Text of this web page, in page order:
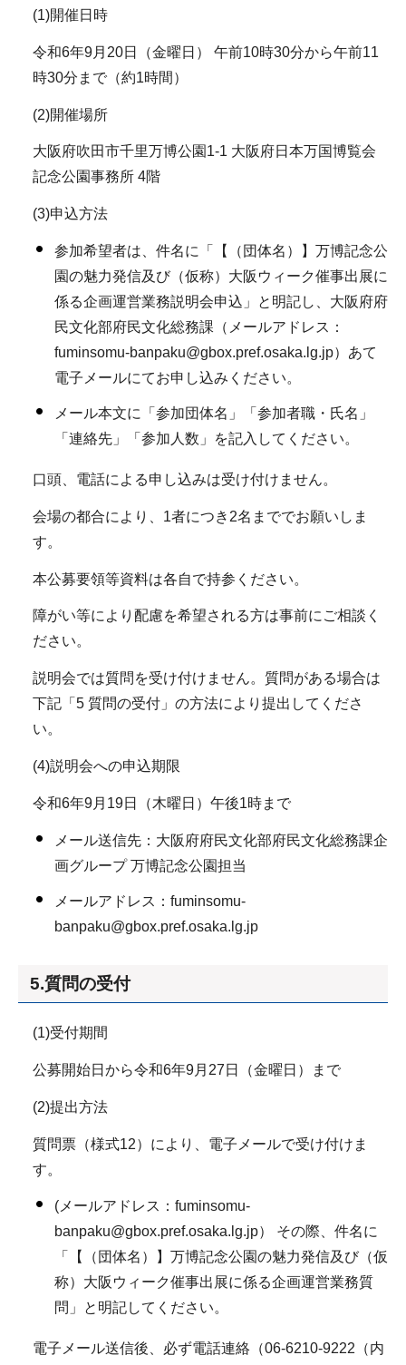
(1)開催日時
令和6年9月20日（金曜日） 午前10時30分から午前11
時30分まで（約1時間）
(2)開催場所
大阪府吹田市千里万博公園1-1 大阪府日本万国博覧会
記念公園事務所 4階
(3)申込方法
参加希望者は、件名に「【（団体名）】万博記念公
園の魅力発信及び（仮称）大阪ウィーク催事出展に
係る企画運営業務説明会申込」と明記し、大阪府府
民文化部府民文化総務課（メールアドレス：
fuminsomu-banpaku@gbox.pref.osaka.lg.jp）あて
電子メールにてお申し込みください。
メール本文に「参加団体名」「参加者職・氏名」
「連絡先」「参加人数」を記入してください。
口頭、電話による申し込みは受け付けません。
会場の都合により、1者につき2名まででお願いしま
す。
本公募要領等資料は各自で持参ください。
障がい等により配慮を希望される方は事前にご相談く
ださい。
説明会では質問を受け付けません。質問がある場合は
下記「5 質問の受付」の方法により提出してくださ
い。
(4)説明会への申込期限
令和6年9月19日（木曜日）午後1時まで
メール送信先：大阪府府民文化部府民文化総務課企
画グループ 万博記念公園担当
メールアドレス：fuminsomu-
banpaku@gbox.pref.osaka.lg.jp
5.質問の受付
(1)受付期間
公募開始日から令和6年9月27日（金曜日）まで
(2)提出方法
質問票（様式12）により、電子メールで受け付けま
す。
(メールアドレス：fuminsomu-
banpaku@gbox.pref.osaka.lg.jp） その際、件名に
「【（団体名）】万博記念公園の魅力発信及び（仮
称）大阪ウィーク催事出展に係る企画運営業務質
問」と明記してください。
電子メール送信後、必ず電話連絡（06-6210-9222（内